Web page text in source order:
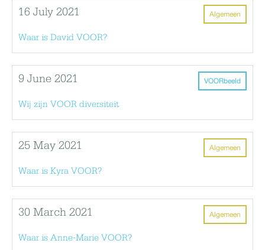
Algemeen
16 July 2021
Waar is David VOOR?
VOORbeeld
9 June 2021
Wij zijn VOOR diversiteit
Algemeen
25 May 2021
Waar is Kyra VOOR?
Algemeen
30 March 2021
Waar is Anne-Marie VOOR?